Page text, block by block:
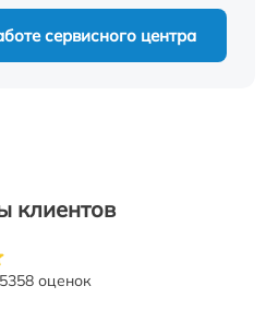
сервисного центра
клиентов
5358 оценок